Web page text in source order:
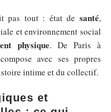
pas tout : état de santé,
et environnement social
physique. De Paris à
avec ses propres
intime et du collectif.
et